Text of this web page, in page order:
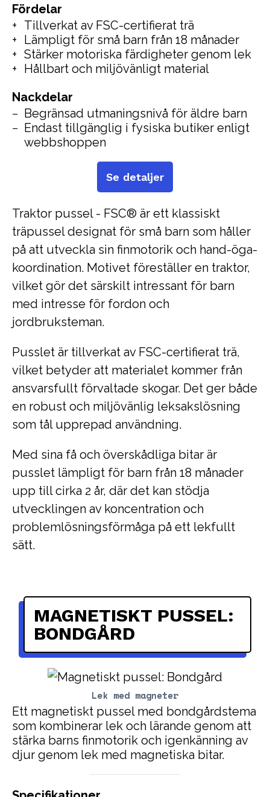
Traktor pussel - FSC® är ett klassiskt
träpussel designat för små barn som håller
på att utveckla sin finmotorik och hand-öga-
koordination. Motivet föreställer en traktor,
vilket gör det särskilt intressant för barn
med intresse för fordon och
jordbruksteman.
Pusslet är tillverkat av FSC-certifierat trä,
vilket betyder att materialet kommer från
ansvarsfullt förvaltade skogar. Det ger både
en robust och miljövänlig leksakslösning
som tål upprepad användning.
Med sina få och överskådliga bitar är
pusslet lämpligt för barn från 18 månader
upp till cirka 2 år, där det kan stödja
utvecklingen av koncentration och
problemlösningsförmåga på ett lekfullt
sätt.
Fördelar
Tillverkat av FSC-certifierat trä
Lämpligt för små barn från 18 månader
Stärker motoriska färdigheter genom lek
Hållbart och miljövänligt material
Nackdelar
Begränsad utmaningsnivå för äldre barn
Endast tillgänglig i fysiska butiker enligt
webbshoppen
Se detaljer
Lek med magneter
MAGNETISKT PUSSEL:
BONDGÅRD
Ett magnetiskt pussel med bondgårdstema
som kombinerar lek och lärande genom att
stärka barns finmotorik och igenkänning av
djur genom lek med magnetiska bitar.